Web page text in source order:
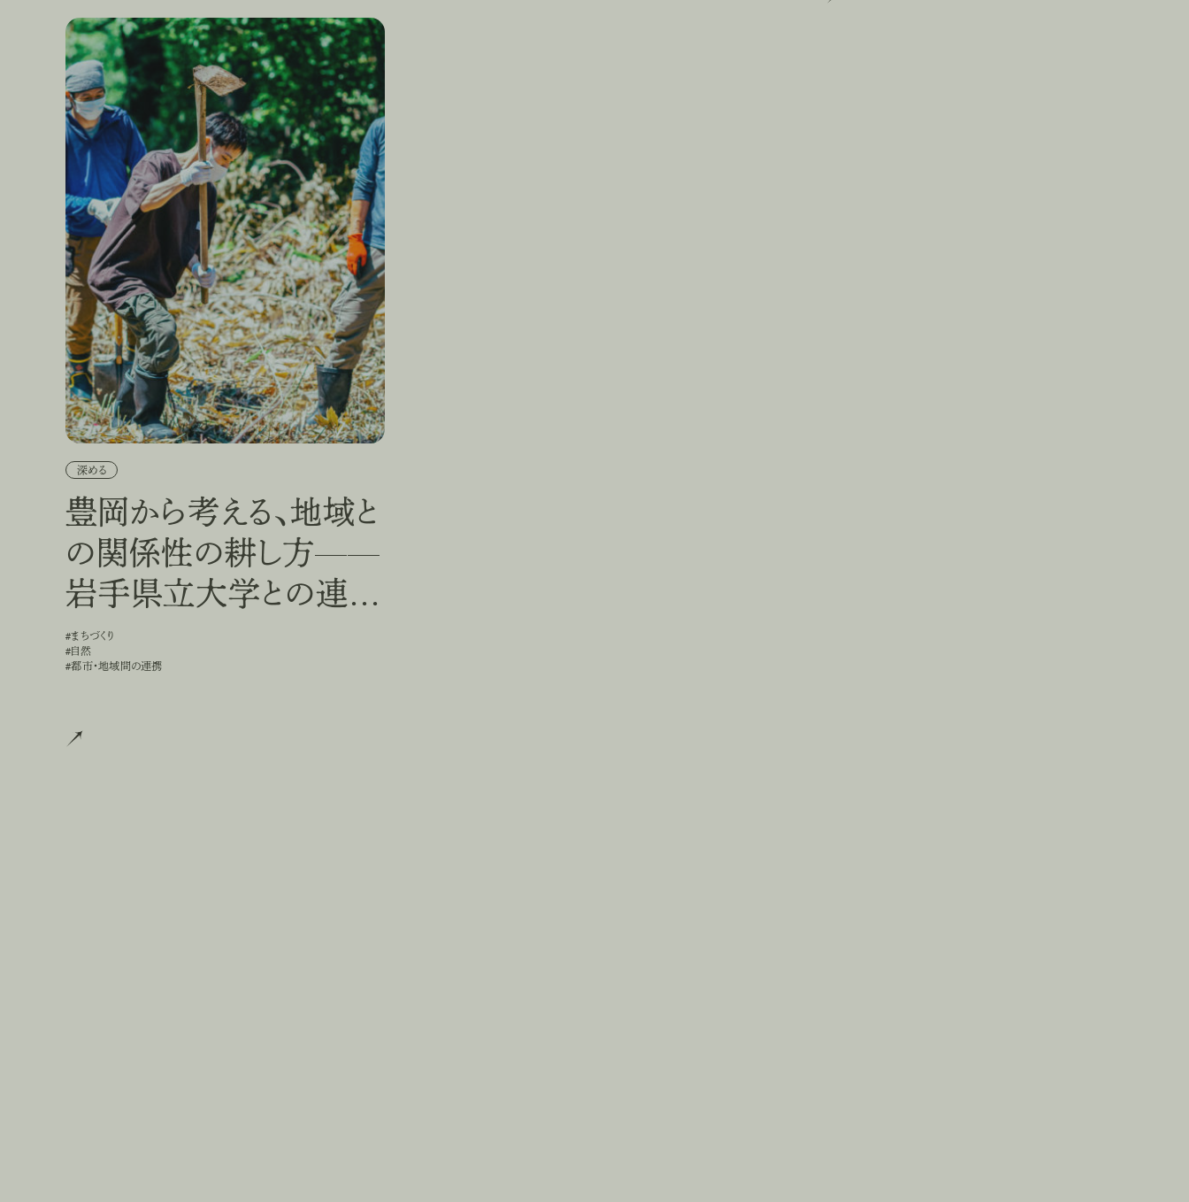
豊岡から考える、地域との関係性の耕し方——岩手県立大学との連携プロジェクトを事例に
深める
豊岡から考える、地域と
の関係性の耕し方——
岩手県立大学との連携
プロジェクトを事例に
#まちづくり
#まちづくり
#自然
#自然
#都市・地域間の連携
#都市・地域間の連携